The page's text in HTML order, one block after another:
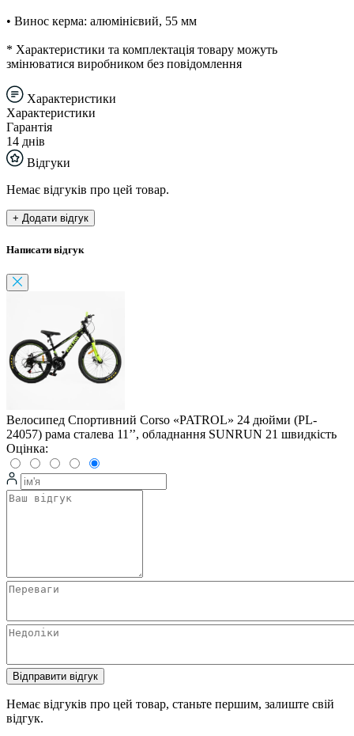
• Винос керма: алюмінієвий, 55 мм
* Характеристики та комплектація товару можуть
змінюватися виробником без повідомлення
Характеристики
Характеристики
Гарантія
14 днів
Відгуки
Немає відгуків про цей товар.
+ Додати відгук
Написати відгук
Велосипед Спортивний Corso «PATROL» 24 дюйми (PL-
24057) рама сталева 11’’, обладнання SUNRUN 21 швидкість
Оцінка:
Відправити відгук
Немає відгуків про цей товар, станьте першим, залиште свій
відгук.